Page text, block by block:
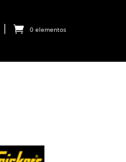
| 0 elementos